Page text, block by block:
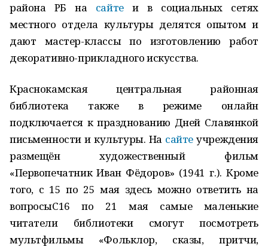
района РБ на сайтеи в социальных сетях
местного отдела культуры делятся опытом и
дают мастер-классы по изготовлению работ
декоративно-прикладного искусства.
Краснокамская центральная районная
библиотека также в режиме онлайн
подключается к празднованию Дней Славянкой
письменности и культуры. На сайтеучреждения
размещён художественный фильм
«Первопечатник Иван Фёдоров» (1941 г.). Кроме
того, с 15 по 25 мая здесь можно ответить на
вопросыС16 по 21 мая самые маленькие
читатели библиотеки смогут посмотреть
мультфильмы «Фольклор, сказы, притчи,